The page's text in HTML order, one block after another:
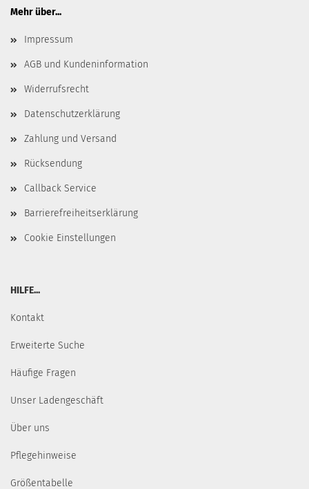
Mehr über...
Impressum
AGB und Kundeninformation
Widerrufsrecht
Datenschutzerklärung
Zahlung und Versand
Rücksendung
Callback Service
Barrierefreiheitserklärung
Cookie Einstellungen
HILFE...
Kontakt
Erweiterte Suche
Häufige Fragen
Unser Ladengeschäft
Über uns
Pflegehinweise
Größentabelle